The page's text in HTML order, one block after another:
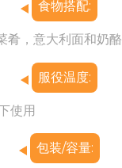
食物搭配:
肴，意大利面和奶酪
服役温度:
使用
包装/容量: